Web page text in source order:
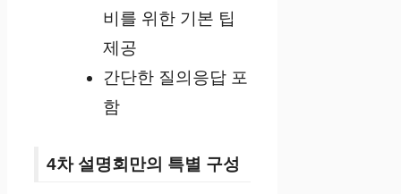
비를 위한 기본 팁
제공
간단한 질의응답 포
함
4차 설명회만의 특별 구성